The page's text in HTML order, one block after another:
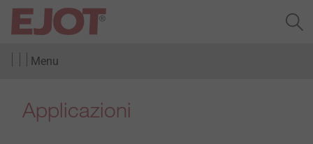
Menu
Applicazioni